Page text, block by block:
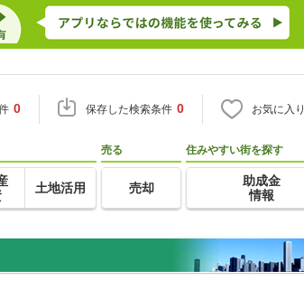
0 保存した検索条件 0 お気に入り
土地活用
売る
売却
住みやすい街を探す
助成金
情報